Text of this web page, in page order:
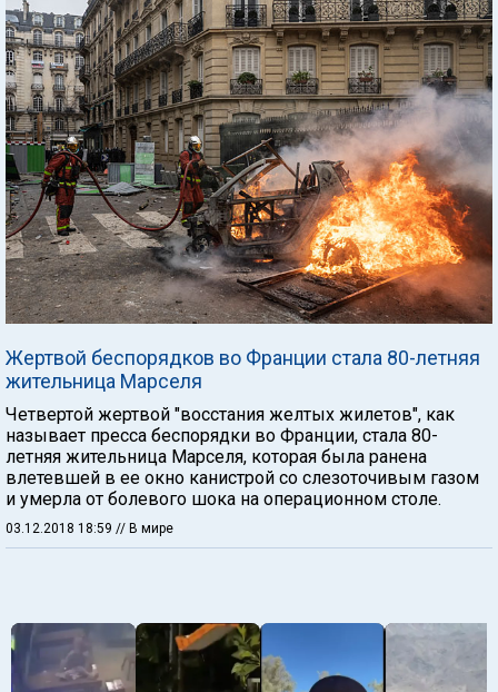
Жертвой беспорядков во Франции стала 80-летняя
жительница Марселя
Четвертой жертвой "восстания желтых жилетов", как
называет пресса беспорядки во Франции, стала 80-
летняя жительница Марселя, которая была ранена
влетевшей в ее окно канистрой со слезоточивым газом
и умерла от болевого шока на операционном столе.
03.12.2018 18:59 // В мире